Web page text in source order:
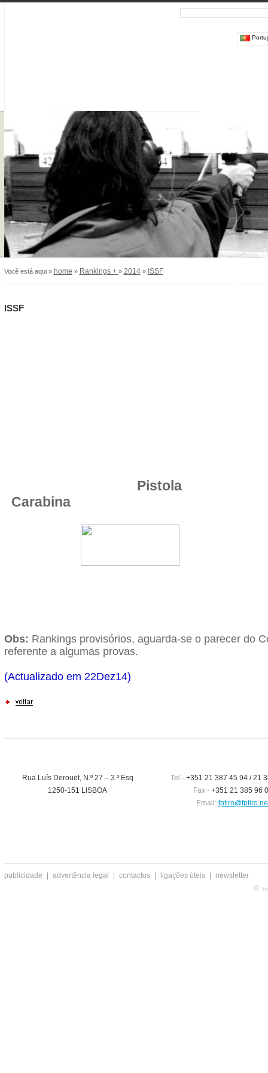
Você está aqui » home » Rankings + » 2014» ISSF
ISSF
Carabina
Obs: Rankings provisórios, aguarda-se o parecer do
referente a algumas provas.
(Actualizado em 22Dez14)
Rua Luís Derouet, N.º 27 – 3.º Esq
1250-151 LISBOA
Tel.-+351 21 387 45 94 / 21
Fax - +351 21 385 96
Email:
publicidade advertência legal contactos ligações úteis newsletter
®